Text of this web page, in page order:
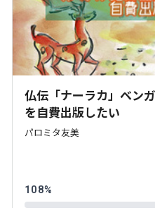
仏伝「ナーラカ」ベン
を自費出版したい
パロミタ友美
108%